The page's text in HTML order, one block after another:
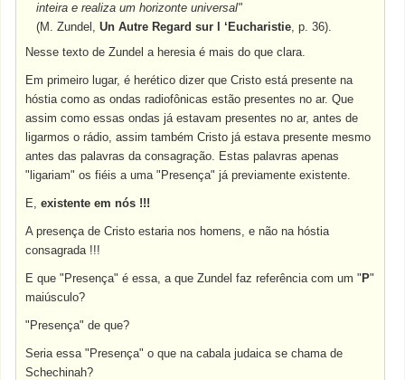
inteira e realiza um horizonte universal"
(M. Zundel,Un Autre Regard sur l ‘Eucharistie, p. 36).
Nesse texto de Zundel a heresia é mais do que clara.
Em primeiro lugar, é herético dizer que Cristo está presente na
hóstia como as ondas radiofônicas estão presentes no ar. Que
assim como essas ondas já estavam presentes no ar, antes de
ligarmos o rádio, assim também Cristo já estava presente mesmo
antes das palavras da consagração. Estas palavras apenas
"ligariam" os fiéis a uma "Presença" já previamente existente.
E,existente em nós !!!
A presença de Cristo estaria nos homens, e não na hóstia
consagrada !!!
E que "Presença" é essa, a que Zundel faz referência com um " P"
maiúsculo?
"Presença" de que?
Seria essa "Presença" o que na cabala judaica se chama de
Schechinah?